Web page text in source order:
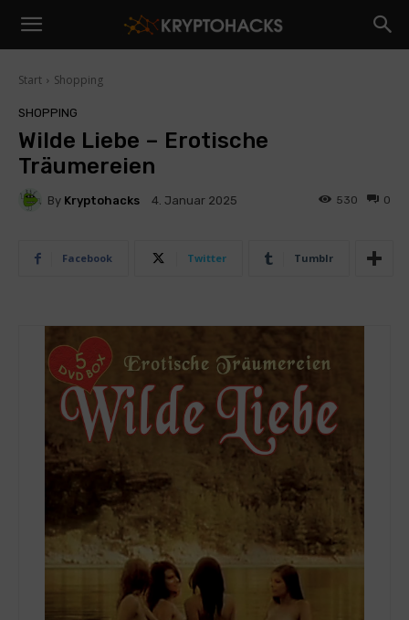
Start Shopping
SHOPPING
Wilde Liebe – Erotische
Träumereien
By Kryptohacks 4. Januar 2025 0
530
Facebook Twitter Tumblr